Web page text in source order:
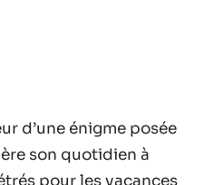
d’une énigme posée
son quotidien à
pour les vacances